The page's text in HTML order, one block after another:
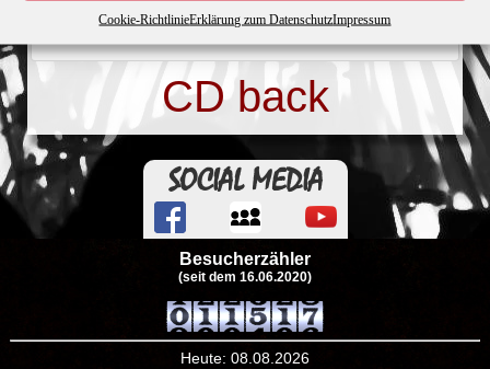
Cookie-RichtlinieErklärung zum DatenschutzImpressum
CD back
SOCIAL MEDIA
Besucherzähler
(seit dem 16.06.2020)
Heute: 08.08.2026